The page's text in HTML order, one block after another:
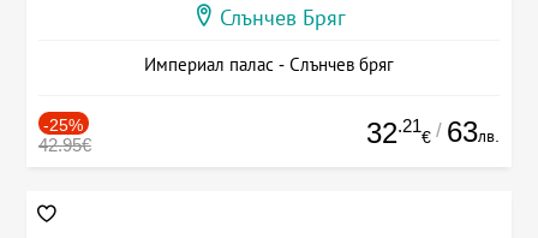
Слънчев Бряг
Империал палас - Слънчев бряг
-25%
42.95€ 32.21
€ / 63лв.